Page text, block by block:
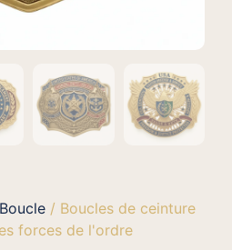
/ Boucles de ceinture
forces de l'ordre